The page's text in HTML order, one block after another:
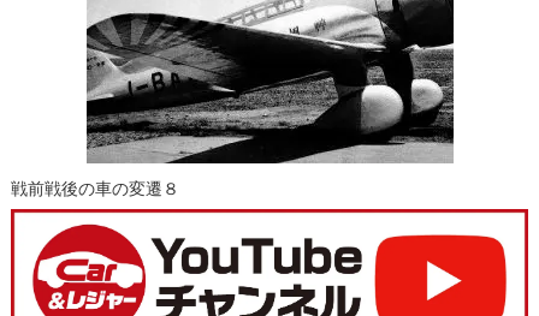
戦前戦後の車の変遷８